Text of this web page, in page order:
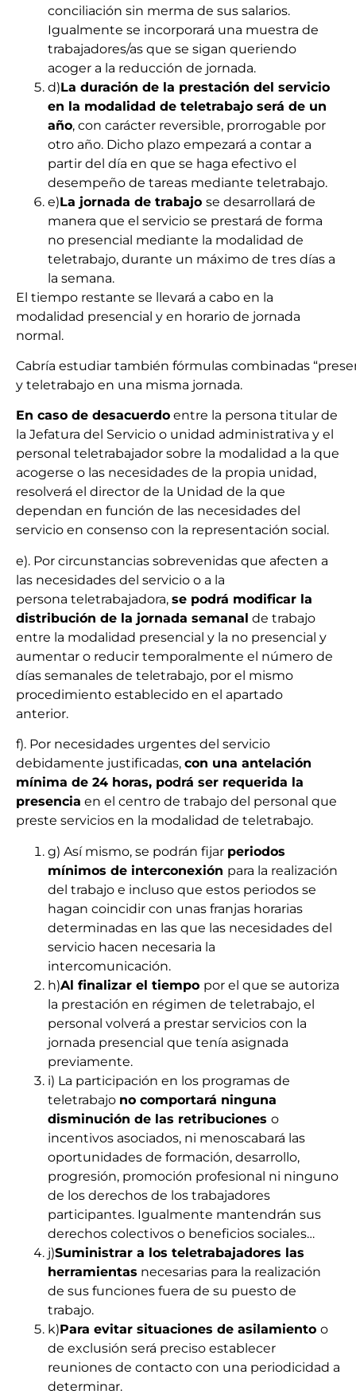
conciliación sin merma de sus salarios.
Igualmente se incorporará una muestra de
trabajadores/as que se sigan queriendo
acoger a la reducción de jornada.
d)La duración de la prestación del servicio
en la modalidad de teletrabajo será de un
año, con carácter reversible, prorrogable por
otro año. Dicho plazo empezará a contar a
partir del día en que se haga efectivo el
desempeño de tareas mediante teletrabajo.
e)La jornada de trabajo se desarrollará de
manera que el servicio se prestará de forma
no presencial mediante la modalidad de
teletrabajo, durante un máximo de tres días a
la semana.
El tiempo restante se llevará a cabo en la
modalidad presencial y en horario de jornada
normal.
Cabría estudiar también fórmulas combinadas “
y teletrabajo en una misma jornada.
En caso de desacuerdo entre la persona titular de
la Jefatura del Servicio o unidad administrativa y el
personal teletrabajador sobre la modalidad a la que
acogerse o las necesidades de la propia unidad,
resolverá el director de la Unidad de la que
dependan en función de las necesidades del
servicio en consenso con la representación social.
e). Por circunstancias sobrevenidas que afecten a
las necesidades del servicio o a la
persona teletrabajadora, se podrá modificar la
distribución de la jornada semanal de trabajo
entre la modalidad presencial y la no presencial y
aumentar o reducir temporalmente el número de
días semanales de teletrabajo, por el mismo
procedimiento establecido en el apartado
anterior.
f). Por necesidades urgentes del servicio
debidamente justificadas, con una antelación
mínima de 24 horas, podrá ser requerida la
presencia en el centro de trabajo del personal que
preste servicios en la modalidad de teletrabajo.
g) Así mismo, se podrán fijar periodos
mínimos de interconexión para la realización
del trabajo e incluso que estos periodos se
hagan coincidir con unas franjas horarias
determinadas en las que las necesidades del
servicio hacen necesaria la
intercomunicación.
h)Al finalizar el tiempo por el que se autoriza
la prestación en régimen de teletrabajo, el
personal volverá a prestar servicios con la
jornada presencial que tenía asignada
previamente.
i) La participación en los programas de
teletrabajo no comportará ninguna
disminución de las retribuciones o
incentivos asociados, ni menoscabará las
oportunidades de formación, desarrollo,
progresión, promoción profesional ni ninguno
de los derechos de los trabajadores
participantes. Igualmente mantendrán sus
derechos colectivos o beneficios sociales…
j)Suministrar a los teletrabajadores las
herramientas necesarias para la realización
de sus funciones fuera de su puesto de
trabajo.
k)Para evitar situaciones de asilamiento o
de exclusión será preciso establecer
reuniones de contacto con una periodicidad a
determinar.